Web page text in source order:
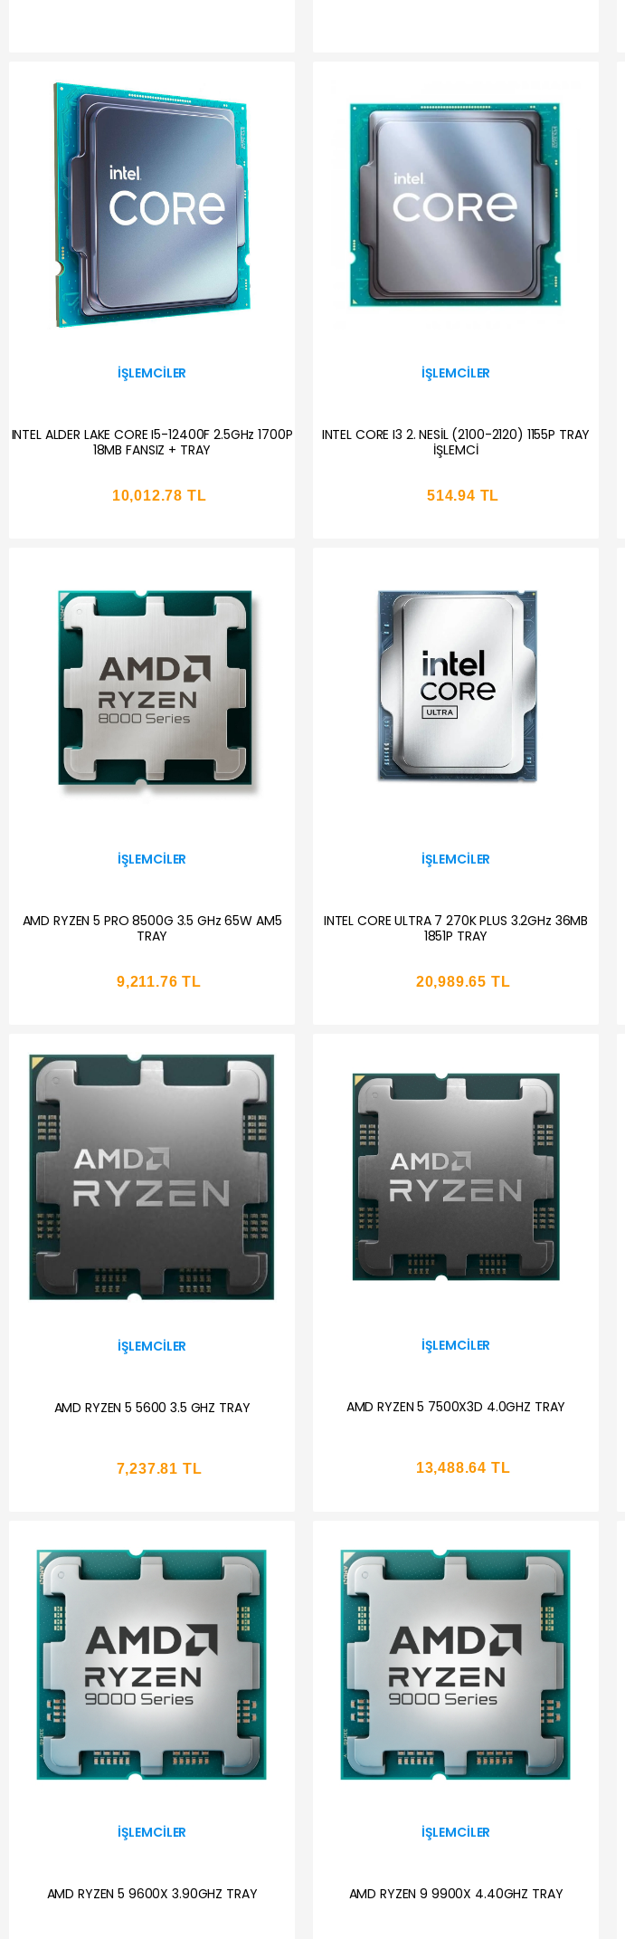
İŞLEMCILER
INTEL ALDER LAKE CORE I5-12400F 2.5GHz 1700P
18MB FANSIZ + TRAY
10,012.78 TL
İŞLEMCILER
INTEL CORE I3 2. NESİL (2100-2120) 1155P TRAY
İŞLEMCİ
514.94 TL
İŞLEMCILER
AMD RYZEN 5 PRO 8500G 3.5 GHz 65W AM5
TRAY
9,211.76 TL
İŞLEMCILER
INTEL CORE ULTRA 7 270K PLUS 3.2GHz 36MB
1851P TRAY
20,989.65 TL
İŞLEMCILER
AMD RYZEN 5 5600 3.5 GHZ TRAY
7,237.81 TL
İŞLEMCILER
AMD RYZEN 5 7500X3D 4.0GHZ TRAY
13,488.64 TL
İŞLEMCILER
AMD RYZEN 5 9600X 3.90GHZ TRAY
İŞLEMCILER
AMD RYZEN 9 9900X 4.40GHZ TRAY